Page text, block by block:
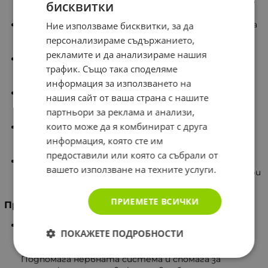
на обмяна на веществата в тялото.
Чистота на продукта: Изключително пречистена
примеси, пълнители или алергенни съставки.
Екологична отговорност: Опаковките са
изработени от материали, подлежащи на пълно
рециклиране.
Доказан опит: Разработка на производител с 30-
годишна история и утвърдени традиции в
качеството.
Растителен произход: Продуктът е напълно
подходящ за потребители, следващи
вегетариански или вегански начин на хранене.
Продължителност на приема: Количеството в
една опаковка е разчетено за 30-дневен период при
Предназначение
намаляване на умората и изтощението,
Подпомага нервната система и спомага за
бисквитки
Ние използваме бисквитки, за да
персонализираме съдържанието,
рекламите и да анализираме нашия
трафик. Също така споделяме
информация за използването на
нашия сайт от ваша страна с нашите
партньори за реклама и анализи,
които може да я комбинират с друга
информация, която сте им
предоставили или която са събрали от
вашето използване на техните услуги.
ПРИЕМЕТЕ ВСИЧКИ
ПОКАЖЕТЕ ПОДРОБНОСТИ